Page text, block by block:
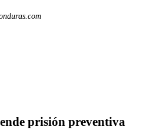
prisión preventiva